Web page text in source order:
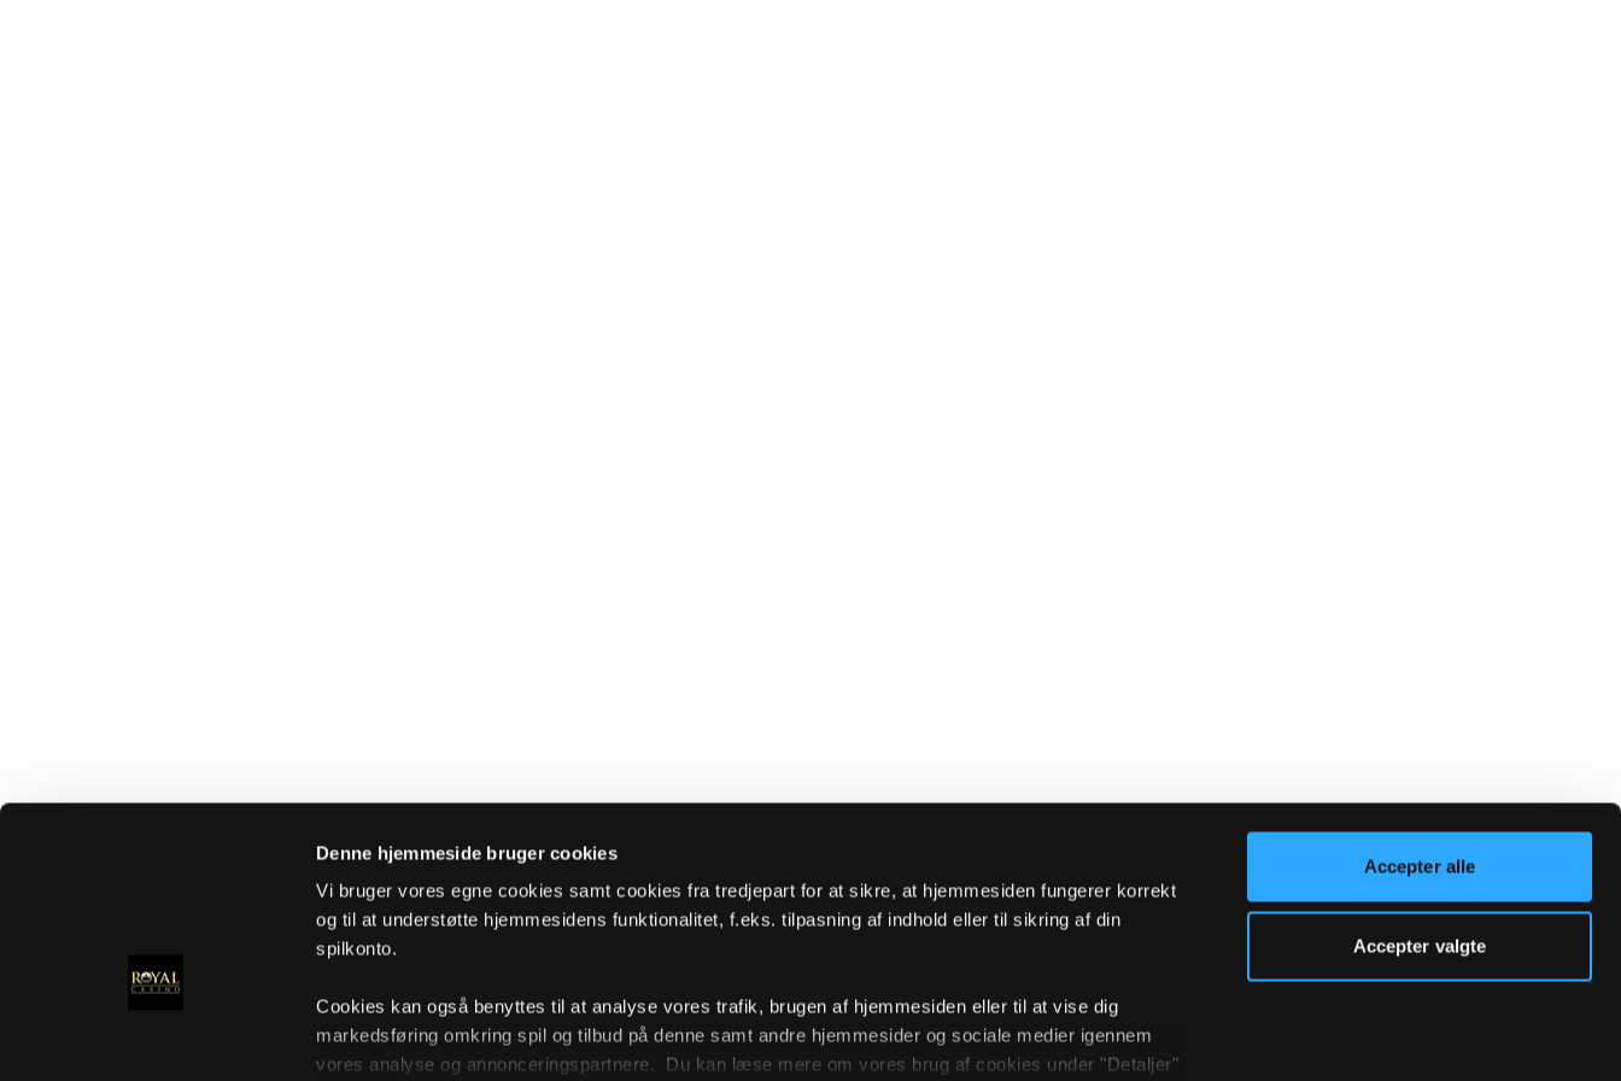
Denne hjemmeside bruger cookies
Vi bruger vores egne cookies samt cookies fra tredjepart for at sikre, at hjemmesiden fungerer korrekt
og til at understøtte hjemmesidens funktionalitet, f.eks. tilpasning af indhold eller til sikring af din
spilkonto.
Cookies kan også benyttes til at analyse vores trafik, brugen af hjemmesiden eller til at vise dig
markedsføring omkring spil og tilbud på denne samt andre hjemmesider og sociale medier igennem
vores analyse og annonceringspartnere. Du kan læse mere om vores brug af cookies under "Detaljer"
Accepter alle
Accepter valgte